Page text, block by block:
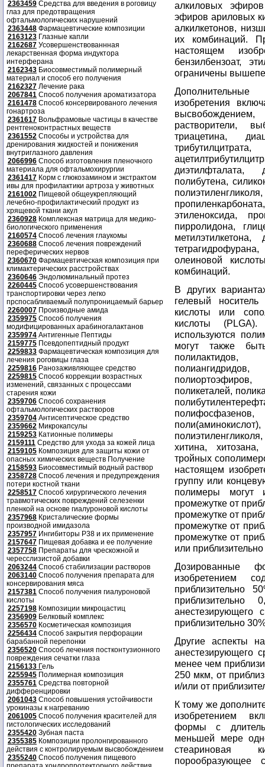
2363459 Средства для введения в роговицу
глаз для предотвращения
офтальмологических нарушений
2363448 Фармацевтические композиции
2163123 Глазные капли
2162687 Усовершенствованнная
лекарственная форма индуктора
интерферана
2162343 Биосовместимый полимерный
материал и способ его получения
2162327 Лечение рака
2067841 Способ получения ароматизатора
2161478 Способ консервированого лечения
гонартроза
2361617 Вольфрамовые частицы в качестве
рентгеноконтрастных веществ
2361552 Способы и устройства для
дренирования жидкостей и понижения
внутриглазного давления
2066996 Способ изготовления пленочного
материала для офтальмохирургии
2361417 Корм с глюкозамином и экстрактом
ивы для профилактики артроза у животных
2161002 Пищевой общеукрепляющий
лечебно-профилактический продукт из
хрящевой ткани акул
2360928 Комплексная матрица для медико-
биологического применения
2160574 Способ лечения глаукомы
2360688 Способ лечения повреждений
переферических нервов
2360670 Фармацевтическая композиция при
климактерических расстройствах
2360646 Эндолюминальный протез
2260445 Способ усовершенствования
транспортировки через легко
прспосабливаемый полупроницаемый барьер
2260007 Производные амида
2359975 Способ получения
модифицированных арабиногалактанов
2359974 Антигенные Пептиды
2159775 Псевдопептидный продукт
2259833 Фармацевтическая композиция для
лечения роговицы глаза
2259816 Ранозаживляющее средство
2259815 Способ коррекции возрастных
изменений, связанных с процессами
старения кожи
2359706 Способ сохранения
офтальмологических растворов
2359704 Антисептическое средство
2359662 Микрокапсулы
2159253 Катионные полимеры
2159111 Средство для ухода за кожей лица
2159105 Композиция для защиты кожи от
опасных химических веществ Получение
2158593 Биосовместимый водный раствор
2358728 Способ лечения и предупреждения
потери костной ткани
2258517 Способ хирургического лечения
травмотических повреждений селезенки
пленкой на основе гиалуроновой кислоты
2357968 Кристалические формы
производной имидазола
2357957 Ингибиторы P38 и их применение
2157647 Пищевая добавка и ее получение
2357758 Препараты для чрескожной и
чересслизистой добавки
2063244 Способ стабилизации растворов
2063140 Способ получения препарата для
консервирования мяса
2157381 Способ получения гиалуроновой
кислоты
2257198 Композиции микроцастиц
2356909 Белковый комплекс
2356570 Косметическая композиция
2256434 Способ закрытия перфорации
барабанной перепонки
2356520 Способ лечения постконтузионного
повреждения сечатки глаза
2156133 Гель
2255945 Полимерная композиция
2355761 Средства повторной
дифференцировки
2061043 Способ повышения устойчивости
урокиназы к нагреванию
2061005 Способ получения красителей для
гистологических исследований
2355420 Зубная паста
2355385 Композиции пролонгированного
действия с контролируемым высвобождением
2355240 Способ получения пищевого
алкиловых
эфиров ариловых
алкилкетонов,
их комбинаций.
настоящем
бензилбензоат,
ограничены
Дополнительные
изобретения
растворители,
триацетина,
диэтилфталата,
полибутена,
этиленоксида,
пирролидона,
метилэтилкетона,
олеиновой
комбинаций.
В других
гелевый
кислоты или
кислоты
используются
могут также
полилактидов,
поликеталей,
хитина,
тройных
настоящем
группу или
полимеры могут
промежутке от
промежутке от
промежутке от
промежутке от
или
Дозированные
изобретением
приблизительно
анестезирующего
приблизительно
Другие аспекты
анестезирующего
менее чем
250 мкм, от
и/или от
К тому же
изобретением
формы с
меньшей мере
стеариновая
порообразующее